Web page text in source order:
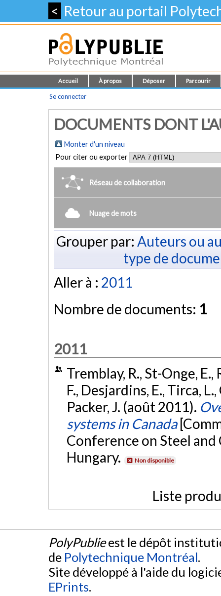
< Retour au portail
Accueil À propos Déposer Parcourir
Se connecter
DOCUMENTS DONT
Monter d'un niveau
Pour citer ou exporter
Réseau de collaboration
Nuage de mots
Grouper par: Auteurs ou
type de
Aller à : 2011
Nombre de documents: 1
2011
Tremblay, R., St-Onge,
F., Desjardins, E., Tirca,
Packer, J. (août 2011).
systems in Canada
Conference on Steel
Hungary.
Non disponible
Liste
PolyPublieest le dépôt
de Polytechnique Montréal.
Site développé à l'aide du
EPrints.